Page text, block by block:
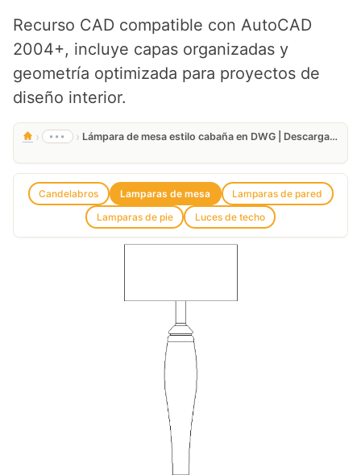
Recurso CAD compatible con AutoCAD
2004+, incluye capas organizadas y
geometría optimizada para proyectos de
diseño interior.
› ••• › Lámpara de mesa estilo cabaña en DWG | Descarga Gratis
Candelabros Lamparas de mesa
Lamparas de pared
Lamparas de pie
Luces de techo